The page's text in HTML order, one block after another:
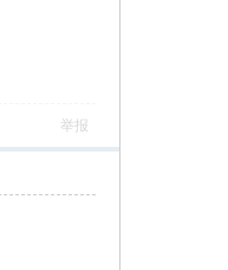
举报